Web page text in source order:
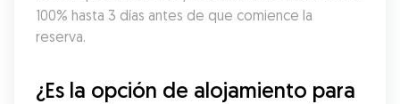
100% hasta 3 días antes de que comience la
reserva.
¿Es la opción de alojamiento para